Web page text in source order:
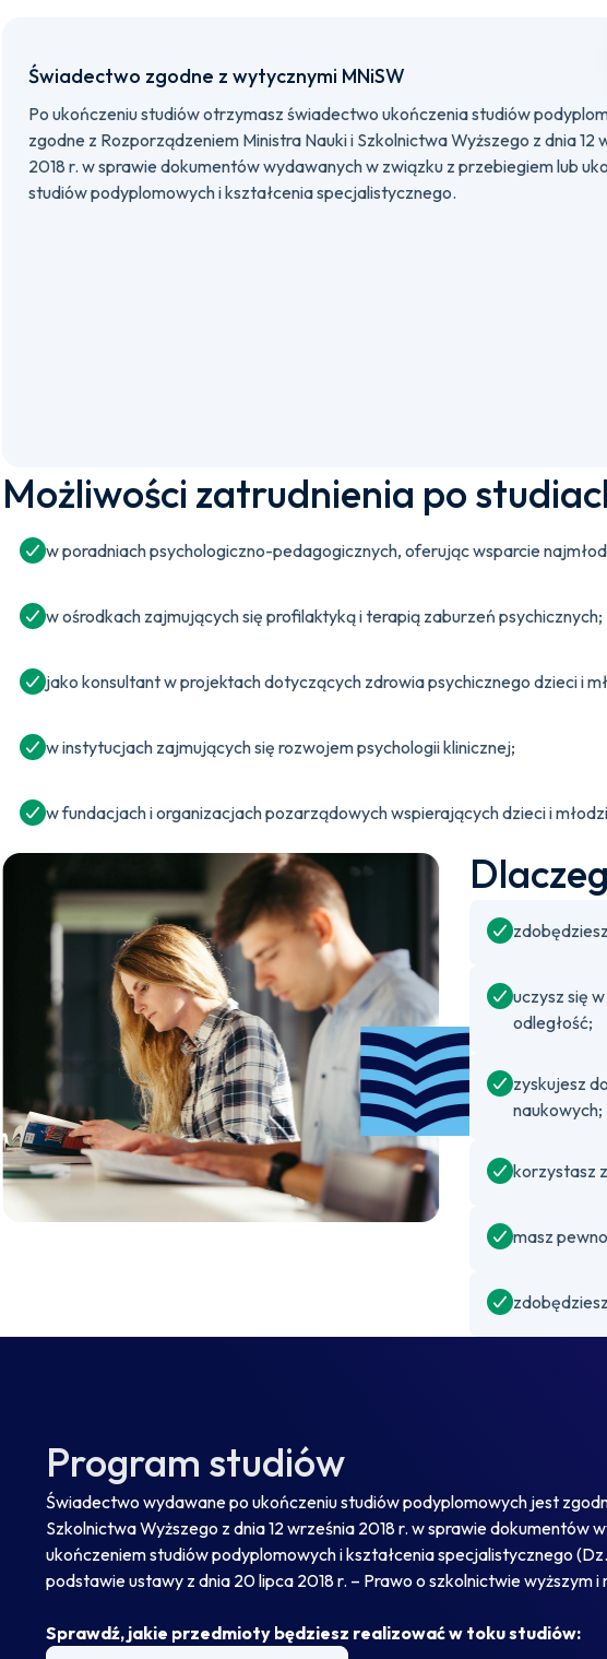
Świadectwo zgodne z wytycznymi MNiSW
Po ukończeniu studiów otrzymasz świadectwo ukończenia studiów
zgodne z Rozporządzeniem Ministra Nauki i Szkolnictwa Wyższego z dnia 12
2018 r. w sprawie dokumentów wydawanych w związku z przebiegiem lub
studiów podyplomowych i kształcenia specjalistycznego.
Możliwości zatrudnienia po
w poradniach psychologiczno-pedagogicznych, oferując wsparcie
w ośrodkach zajmujących się profilaktyką i terapią zaburzeń psychicznych;
jako konsultant w projektach dotyczących zdrowia psychicznego dzieci i
w instytucjach zajmujących się rozwojem psychologii klinicznej;
w fundacjach i organizacjach pozarządowych wspierających dzieci i
uczysz się
odległość;
zyskujesz
naukowych;
korzystasz
masz
Program studiów
Świadectwo wydawane po ukończeniu studiów podyplomowych jest
Szkolnictwa Wyższego z dnia 12 września 2018 r. w sprawie dokumentów
ukończeniem studiów podyplomowych i kształcenia specjalistycznego
podstawie ustawy z dnia 20 lipca 2018 r. – Prawo o szkolnictwie wyższym i
Sprawdź, jakie przedmioty będziesz realizować w toku studiów: